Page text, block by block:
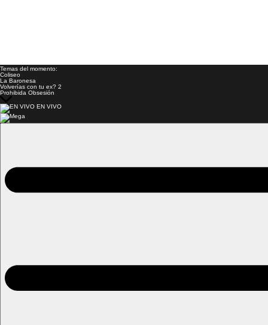
Temas del momento:
Coliseo
La Baronesa
Volverías con tu ex? 2
Prohibida Obsesión
EN VIVO